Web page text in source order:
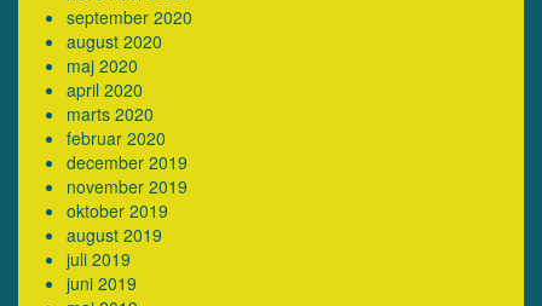
september 2020
august 2020
maj 2020
april 2020
marts 2020
februar 2020
december 2019
november 2019
oktober 2019
august 2019
juli 2019
juni 2019